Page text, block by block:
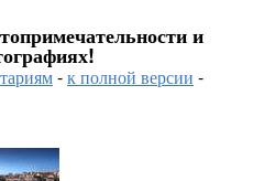
и
-к полной версии -